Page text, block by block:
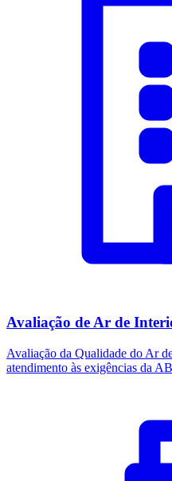
Avaliação de Ar de
Avaliação da Qualidade do Ar
atendimento às exigências da